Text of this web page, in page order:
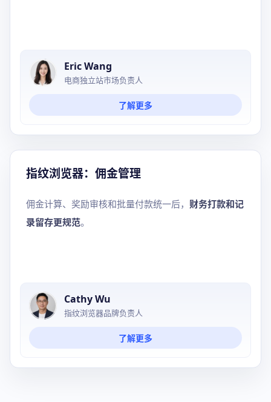
Eric Wang
电商独立站市场负责人
了解更多
指纹浏览器：佣金管理
佣金计算、奖励审核和批量付款统一后， 财务打款和记
录留存更规范。
Cathy Wu
指纹浏览器品牌负责人
了解更多